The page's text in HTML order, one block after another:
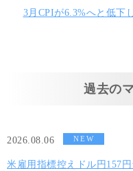
3月CPIが6.3%へと低下
過去の
2026.08.06 NEW
米雇用指標控えドル円157